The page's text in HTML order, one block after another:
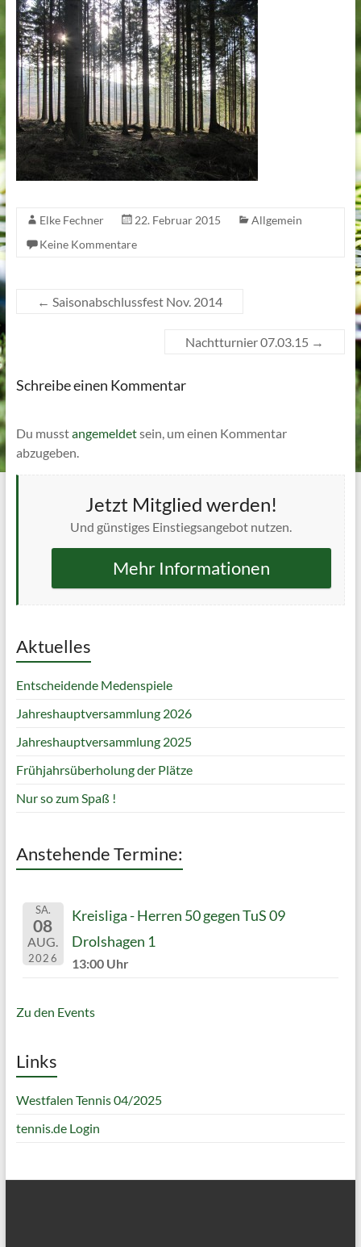
Elke Fechner 22. Februar 2015
Allgemein
Keine Kommentare
← Saisonabschlussfest Nov. 2014
Nachtturnier 07.03.15 →
Schreibe einen Kommentar
Du musstangemeldetsein, um einen Kommentar
abzugeben.
Jetzt Mitglied werden!
Und günstiges Einstiegsangebot nutzen.
Mehr Informationen
Aktuelles
Entscheidende Medenspiele
Jahreshauptversammlung 2026
Jahreshauptversammlung 2025
Frühjahrsüberholung der Plätze
Nur so zum Spaß !
Anstehende Termine:
SA.
08
AUG.
2026
Kreisliga - Herren 50 gegen TuS 09
Drolshagen 1
13:00 Uhr
Zu den Events
Links
Westfalen Tennis 04/2025
tennis.de Login